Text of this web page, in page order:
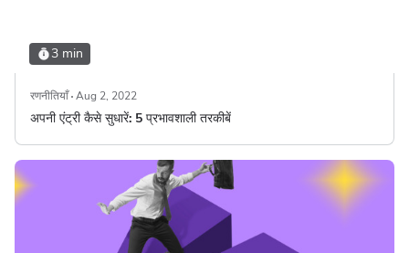
3 min
रणनीतियाँ Aug 2, 2022
अपनी एंट्री कैसे सुधारें: 5 प्रभावशाली तरकीबें